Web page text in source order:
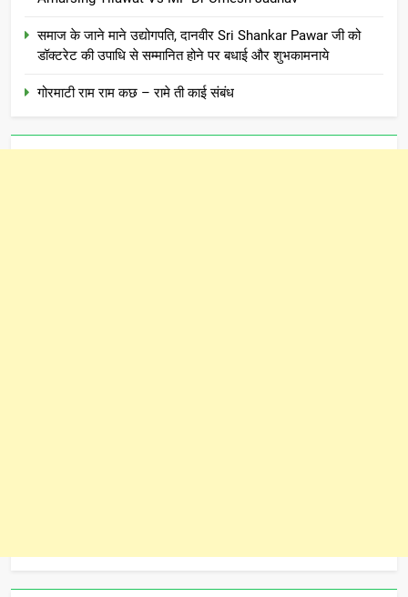
समाज के जाने माने उद्योगपति, दानवीर Sri Shankar Pawar जी को
डॉक्टरेट की उपाधि से सम्मानित होने पर बधाई और शुभकामनाये
गोरमाटी राम राम कछ – रामे ती काई संबंध